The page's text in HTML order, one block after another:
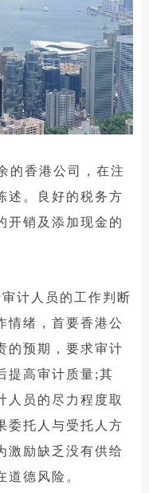
香港公司，在注
述。良好的税务方
开销及添加现金的
计人员的工作判断
情绪，首要香港公
的预期，要求审计
提高审计质量;其
人员的尽力程度取
委托人与受托人方
激励缺乏没有供给
道德风险。